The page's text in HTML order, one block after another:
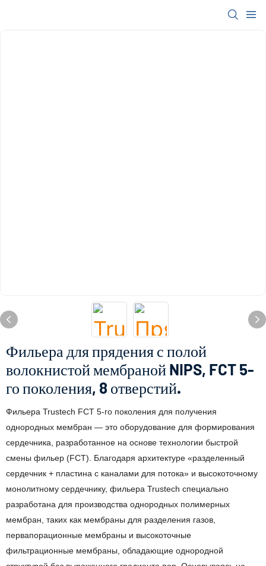
Фильера для прядения с полой
волокнистой мембраной NIPS, FCT 5-
го поколения, 8 отверстий.
Фильера Trustech FCT 5-го поколения для получения
однородных мембран — это оборудование для формирования
сердечника, разработанное на основе технологии быстрой
смены фильер (FCT). Благодаря архитектуре «разделенный
сердечник + пластина с каналами для потока» и высокоточному
монолитному сердечнику, фильера Trustech специально
разработана для производства однородных полимерных
мембран, таких как мембраны для разделения газов,
первапорационные мембраны и высокоточные
фильтрационные мембраны, обладающие однородной